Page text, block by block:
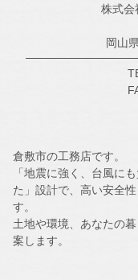
株式会
岡山
倉敷市の工務店です。
「地震に強く、台風に
た」設計で、高い安全
す。
土地や環境、あなたの
案します。